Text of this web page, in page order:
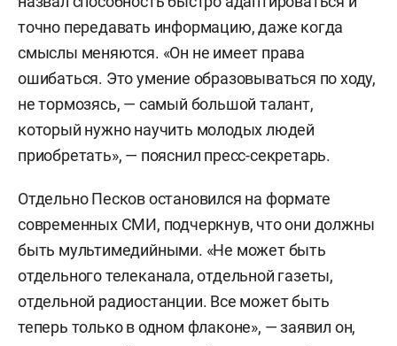
точно передавать информацию, даже когда
смыслы меняются. «Он не имеет права
ошибаться. Это умение образовываться по ходу,
не тормозясь, — самый большой талант,
который нужно научить молодых людей
приобретать», — пояснил пресс-секретарь.
Отдельно Песков остановился на формате
современных СМИ, подчеркнув, что они должны
быть мультимедийными. «Не может быть
отдельного телеканала, отдельной газеты,
отдельной радиостанции. Все может быть
теперь только в одном флаконе», — заявил он,